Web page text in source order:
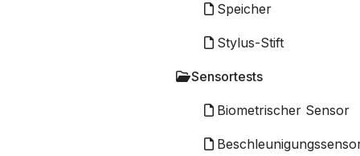
Speicher
Stylus-Stift
Sensortests
Biometrischer Sensor